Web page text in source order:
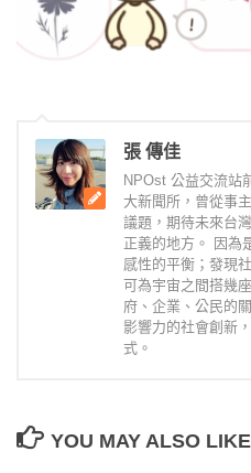
張 傳佳
NPOst 公益交流站
大新聞所，曾從事
議題，期待未來台
正義的地方。 因為
感性的平衡；發現
可為宇宙之間搭幾
府、企業、公民的
影響力的社會創新
式。
YOU MAY ALSO